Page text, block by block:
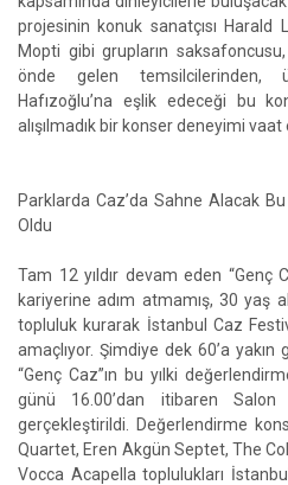
projesinin konuk sanatçısı Harald
Mopti gibi grupların
önde gelen temsilcilerinden,
Hafızoğlu’na eşlik edeceği bu
alışılmadık bir konser deneyimi vaat
Parklarda Caz’da Sahne Alacak Bu
Oldu
Tam 12 yıldır devam eden “Genç
kariyerine adım atmamış, 30 yaş
topluluk kurarak İstanbul Caz
amaçlıyor. Şimdiye dek 60’a
“Genç Caz”ın bu yılki
günü 16.00’dan itibaren Salon
gerçekleştirildi. Değerlendirme
Quartet, Eren Akgün Septet, The
Vocca Acapella toplulukları